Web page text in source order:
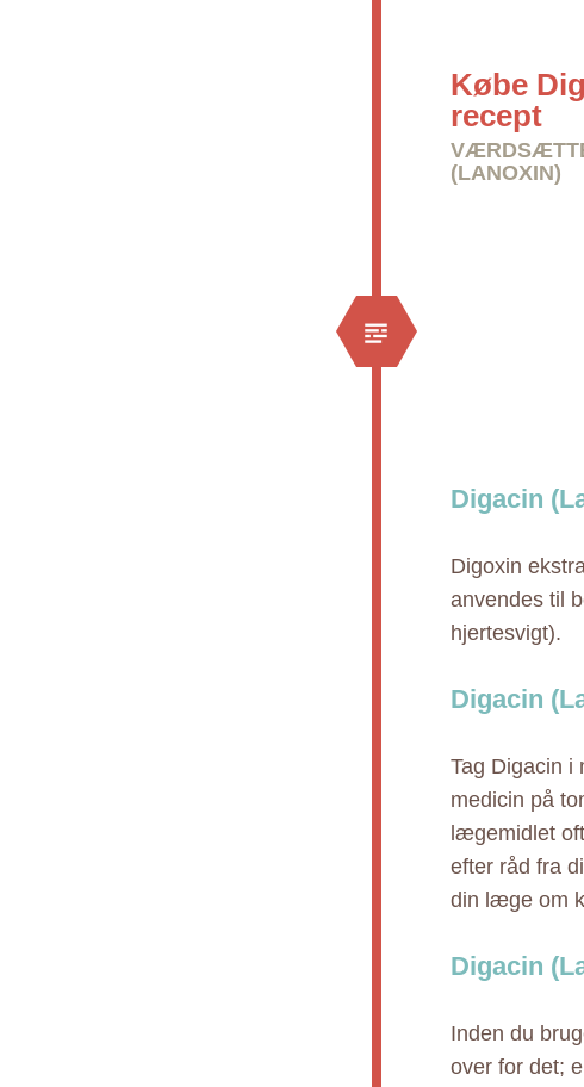
Købe
recept
(LANOXIN)
Digacin
Digoxin
anvendes til
hjertesvigt).
Digacin
Tag Digacin i
medicin på
lægemidlet
efter råd fra
din læge om
Digacin
Inden du
over for det;